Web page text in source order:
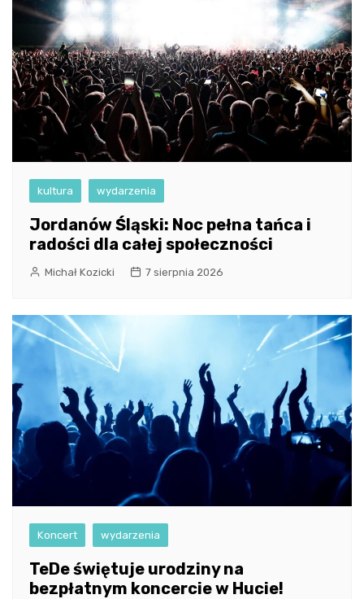
kultura wydarzenia
Jordanów Śląski: Noc pełna tańca i
radości dla całej społeczności
Michał Kozicki 7 sierpnia 2026
Koncert wydarzenia
TeDe świętuje urodziny na
bezpłatnym koncercie w Hucie!